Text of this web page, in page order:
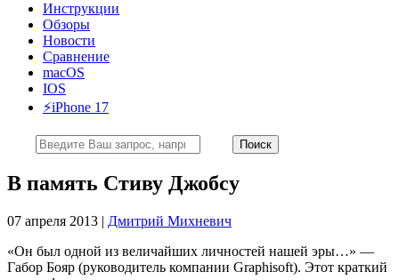
Инструкции
Обзоры
Новости
Сравнение
macOS
IOS
⚡️iPhone 17
В память Стиву Джобсу
07 апреля 2013 | Дмитрий Михневич
«Он был одной из величайших личностей нашей эры…» —
Габор Бояр (руководитель компании Graphisoft). Этот краткий